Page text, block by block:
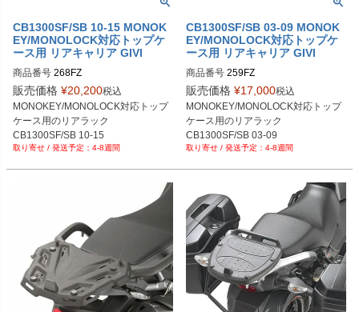
CB1300SF/SB 10-15 MONOK
EY/MONOLOCK対応トップケ
ース用 リアキャリア GIVI
商品番号 268FZ
販売価格 ¥20,200税込
MONOKEY/MONOLOCK対応トップ
ケース用のリアラック
CB1300SF/SB 10-15
4-8週間
CB1300SF/SB 03-09 MONOK
EY/MONOLOCK対応トップケ
ース用 リアキャリア GIVI
商品番号 259FZ
販売価格 ¥17,000税込
MONOKEY/MONOLOCK対応トップ
ケース用のリアラック
CB1300SF/SB 03-09
4-8週間